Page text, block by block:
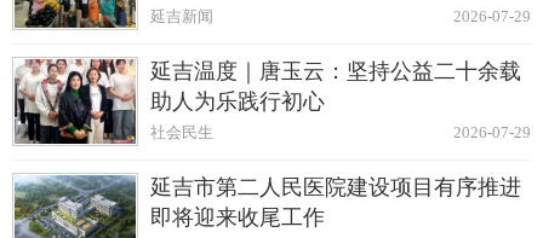
2026-07-29
延吉新闻
延吉温度｜唐玉云：坚持公益二十余载
助人为乐践行初心
2026-07-29
社会民生
延吉市第二人民医院建设项目有序推进
即将迎来收尾工作